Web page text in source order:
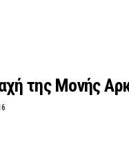
της Μονής